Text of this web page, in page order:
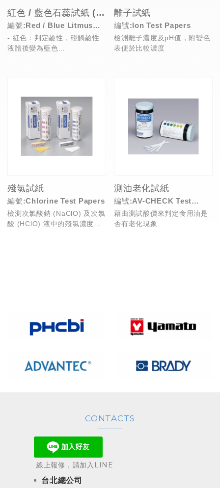
紅色 / 藍色石蕊試紙 (書型 / 紙盒型)
編號:Red / Blue Litmus
Paper (Booklets / Boxes)
- 紅色：判定鹼性，碰觸鹼性
液體後變為藍色
離子試紙
編號:Ion Test Papers
檢測離子濃度及pH值，附變色
表便於比較濃度
殘氯試紙
編號:Chlorine Test Papers
檢測次氯酸鈉 (NaClO) 及次氯
酸 (HClO) 液中的殘氯濃度，
測油老化試紙
編號:AV-CHECK Test
Papers
藉由測試酸價來判定食用油是
否有老化現象
CONTACTS
線上報修，請加入LINE
台北總公司